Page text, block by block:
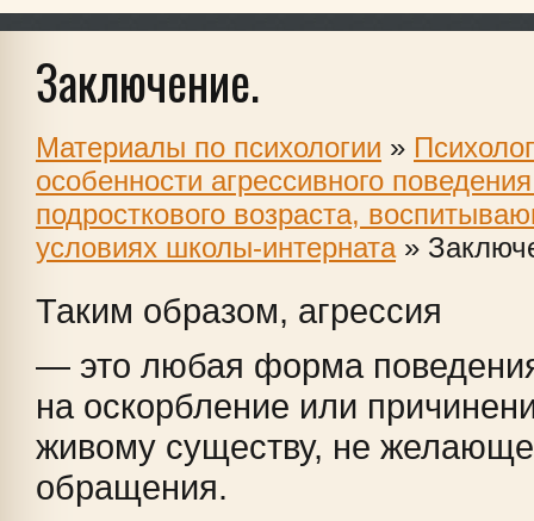
Заключение.
Материалы по психологии »
особенности агрессивного
подросткового возраста,
условиях школы-интерната»
Таким образом, агрессия
— это любая форма
на оскорбление или
живому существу, не
обращения.